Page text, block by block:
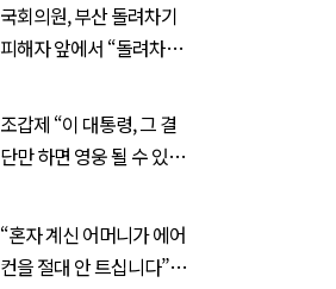
국회의원, 부산 돌려차기
피해자 앞에서 “돌려차기
조갑제 “이 대통령, 그 결
단만 하면 영웅 될 수 있
“혼자 계신 어머니가 에어
컨을 절대 안 트십니다”…